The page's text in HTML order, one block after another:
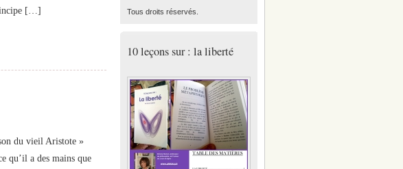
[…]
du vieil Aristote »
a des mains que
Tous droits réservés.
10 leçons sur : la liberté